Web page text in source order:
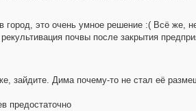
город, это очень умное решение :( Всё же,
почвы после закрытия
зайдите. Дима почему-то не стал её
предостаточно